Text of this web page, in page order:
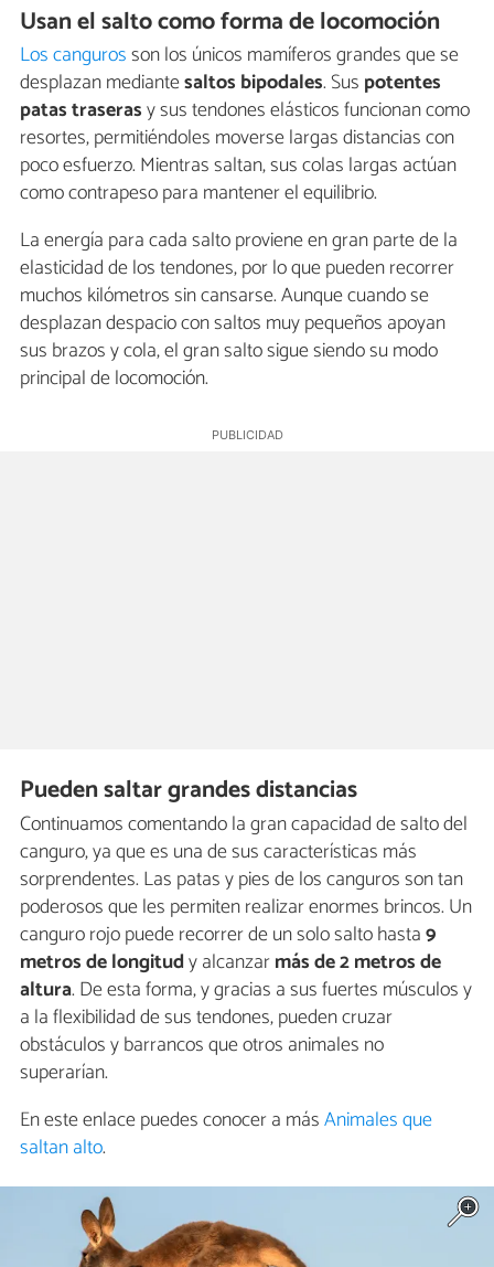
Usan el salto como forma de locomoción
Los cangurosson los únicos mamíferos grandes que se
desplazan mediantesaltos bipodales. Sus potentes
patas traserasy sus tendones elásticos funcionan como
resortes, permitiéndoles moverse largas distancias con
poco esfuerzo. Mientras saltan, sus colas largas actúan
como contrapeso para mantener el equilibrio.
La energía para cada salto proviene en gran parte de la
elasticidad de los tendones, por lo que pueden recorrer
muchos kilómetros sin cansarse. Aunque cuando se
desplazan despacio con saltos muy pequeños apoyan
sus brazos y cola, el gran salto sigue siendo su modo
principal de locomoción.
Pueden saltar grandes distancias
Continuamos comentando la gran capacidad de salto del
canguro, ya que es una de sus características más
sorprendentes. Las patas y pies de los canguros son tan
poderosos que les permiten realizar enormes brincos. Un
canguro rojo puede recorrer de un solo salto hasta9
metros de longitudy alcanzarmás de 2 metros de
altura. De esta forma, y gracias a sus fuertes músculos y
a la flexibilidad de sus tendones, pueden cruzar
obstáculos y barrancos que otros animales no
superarían.
En este enlace puedes conocer a másAnimales que
saltan alto.